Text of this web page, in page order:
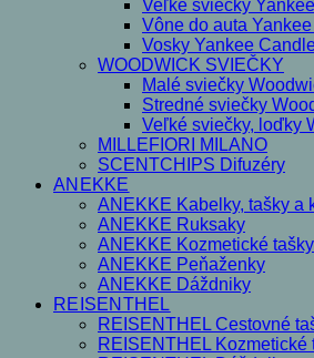
Veľké sviečky
Vône do auta
Vosky Yankee
WOODWICK SVIEČKY
Malé sviečky
Stredné sviečky
Veľké sviečky, loďky
MILLEFIORI MILANO
SCENTCHIPS Difuzéry
ANEKKE
ANEKKE Kabelky, tašky a
ANEKKE Ruksaky
ANEKKE Kozmetické
ANEKKE Peňaženky
ANEKKE Dáždniky
REISENTHEL
REISENTHEL Cestovné
REISENTHEL Kozmetické